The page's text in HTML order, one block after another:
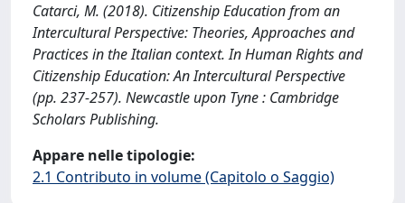
Catarci, M. (2018). Citizenship Education from an
Intercultural Perspective: Theories, Approaches and
Practices in the Italian context. In Human Rights and
Citizenship Education: An Intercultural Perspective
(pp. 237-257). Newcastle upon Tyne : Cambridge
Scholars Publishing.
Appare nelle tipologie:
2.1 Contributo in volume (Capitolo o Saggio)